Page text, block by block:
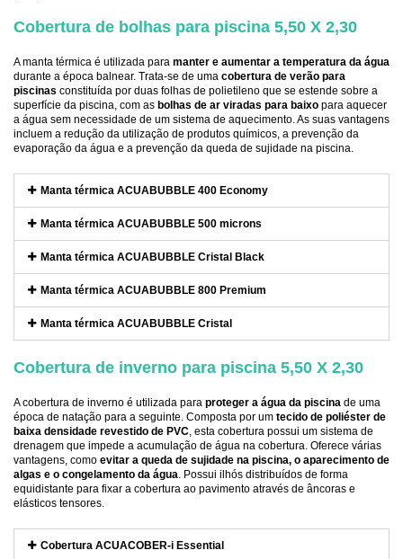
Cobertura de bolhas para piscina 5,50 X 2,30
A manta térmica é utilizada para manter e aumentar a temperatura da água
durante a época balnear. Trata-se de uma cobertura de verão para
piscinas constituída por duas folhas de polietileno que se estende sobre a
superfície da piscina, com as bolhas de ar viradas para baixo para aquecer
a água sem necessidade de um sistema de aquecimento. As suas vantagens
incluem a redução da utilização de produtos químicos, a prevenção da
evaporação da água e a prevenção da queda de sujidade na piscina.
Manta térmica ACUABUBBLE 400 Economy
Manta térmica ACUABUBBLE 500 microns
Manta térmica ACUABUBBLE Cristal Black
Manta térmica ACUABUBBLE 800 Premium
Manta térmica ACUABUBBLE Cristal
Cobertura de inverno para piscina 5,50 X 2,30
A cobertura de inverno é utilizada para proteger a água da piscina de uma
época de natação para a seguinte. Composta por um tecido de poliéster de
baixa densidade revestido de PVC , esta cobertura possui um sistema de
drenagem que impede a acumulação de água na cobertura. Oferece várias
vantagens, como evitar a queda de sujidade na piscina, o aparecimento de
algas e o congelamento da água . Possui ilhós distribuídos de forma
equidistante para fixar a cobertura ao pavimento através de âncoras e
elásticos tensores.
Cobertura ACUACOBER-i Essential